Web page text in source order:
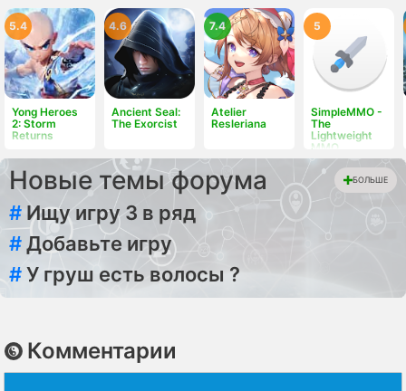
Yong Heroes
2: Storm
Returns
5.4
Ancient Seal:
The Exorcist
4.6
Atelier
Resleriana
7.4
SimpleMMO -
The
Lightweight
MMO
5
Новые темы форума БОЛЬШЕ
# Ищу игру 3 в ряд
#Добавьте игру
#У груш есть волосы ?
Комментарии